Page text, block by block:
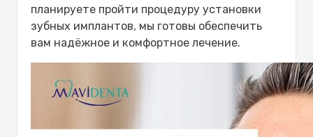
планируете пройти процедуру установки
зубных имплантов, мы готовы обеспечить
вам надёжное и комфортное лечение.